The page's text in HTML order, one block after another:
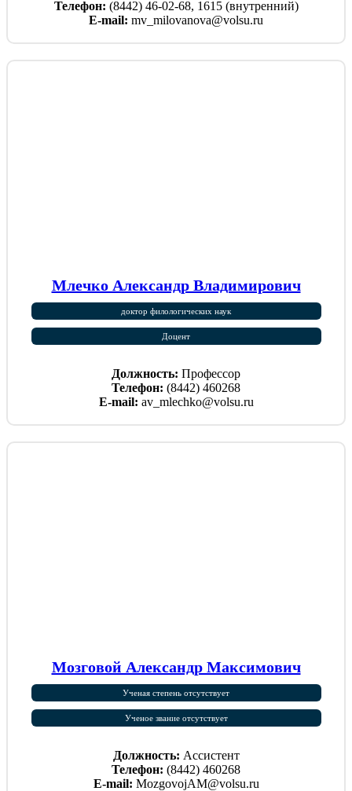
Телефон: (8442) 46-02-68, 1615 (внутренний)
E-mail: mv_milovanova@volsu.ru
Млечко Александр Владимирович
доктор филологических наук
Доцент
Должность: Профессор
Телефон: (8442) 460268
E-mail: av_mlechko@volsu.ru
Мозговой Александр Максимович
Ученая степень отсутствует
Ученое звание отсутствует
Должность: Ассистент
Телефон: (8442) 460268
E-mail: MozgovojAM@volsu.ru